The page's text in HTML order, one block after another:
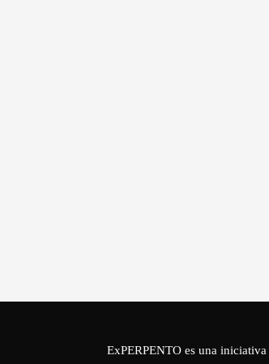
ExPERPENTO es una iniciativa